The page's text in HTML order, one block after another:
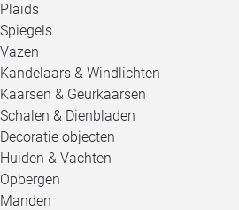
Plaids
Spiegels
Vazen
Kandelaars & Windlichten
Kaarsen & Geurkaarsen
Schalen & Dienbladen
Decoratie objecten
Huiden & Vachten
Opbergen
Manden